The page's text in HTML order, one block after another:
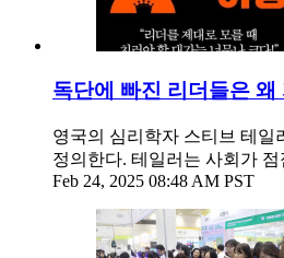
독단에 빠진 리더들은
영국의 심리학자 스티브 테일
정의한다. 테일러는 사회가
Feb 24, 2025 08:48 AM PST